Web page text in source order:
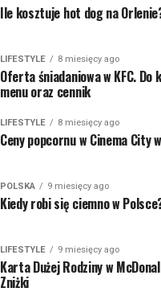
Ile kosztuje hot dog na
LIFESTYLE 8 miesięcy ago
Oferta śniadaniowa w KFC. Do
menu oraz cennik
LIFESTYLE 8 miesięcy ago
Ceny popcornu w Cinema City
POLSKA 9 miesięcy ago
Kiedy robi się ciemno w
LIFESTYLE 9 miesięcy ago
Karta Dużej Rodziny w
Zniżki